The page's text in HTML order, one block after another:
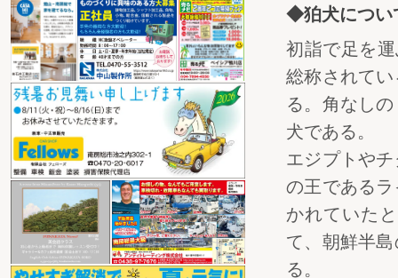
◆狛犬につい
初詣で足を
総称されて
る。角なし
犬である。
エジプトや
の王である
かれていた
て、朝鮮半
る。